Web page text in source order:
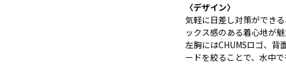
〈デザイン〉
気軽に日差し対策ができ
ックス感のある着心地が魅
左胸にはCHUMSロゴ、背
ードを絞ることで、水中